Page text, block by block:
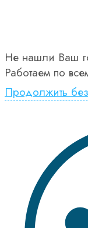
Не нашли Ваш
Работаем по
Продолжить